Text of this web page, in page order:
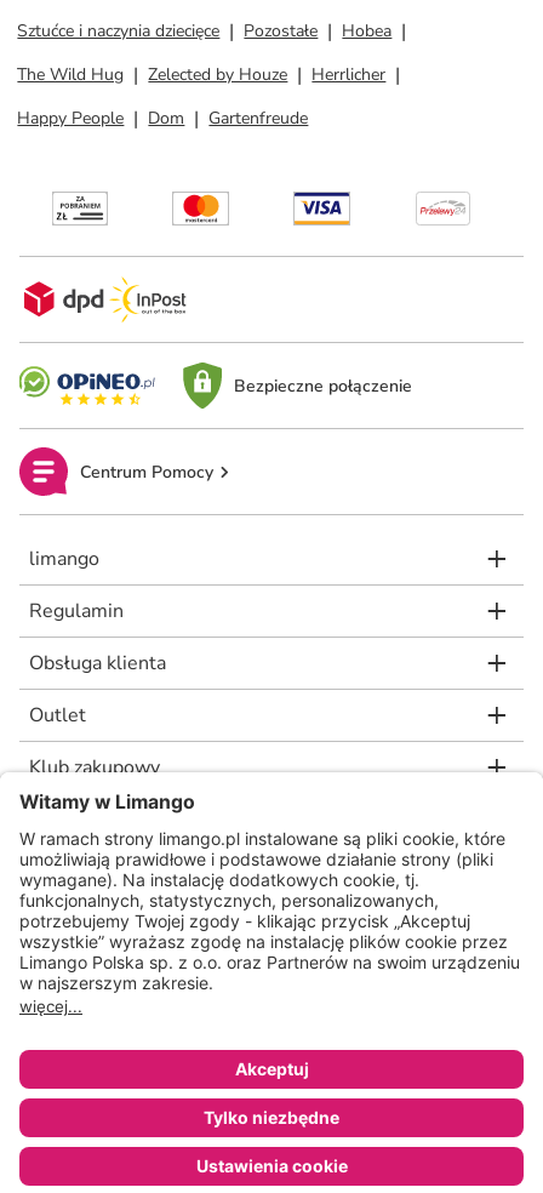
Sztućce i naczynia dziecięce
Pozostałe
Hobea
The Wild Hug
Zelected by Houze
Herrlicher
Happy People
Dom Gartenfreude
Bezpieczne połączenie
Centrum Pomocy
limango
Regulamin
Obsługa klienta
Outlet
Klub zakupowy
limango.de limango.nl
* Rekomendowana, niewiążąca cena detaliczna producenta, jaką wskazał nam
nasz dostawca. Wartość procentowa oznacza różnicę pomiędzy naszą ceną a
rekomendowaną ceną detaliczną producenta.
ᵃ Regulamin oraz warunki promocji dostępne na stronie